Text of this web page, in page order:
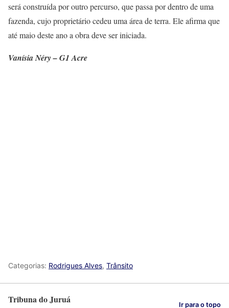
será construída por outro percurso, que passa por dentro de uma
fazenda, cujo proprietário cedeu uma área de terra. Ele afirma que
até maio deste ano a obra deve ser iniciada.
Vanísia Néry – G1 Acre
Categorias: Rodrigues Alves, Trânsito
Tribuna do Juruá Ir para o topo